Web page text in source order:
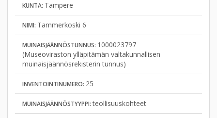
KUNTA: Tampere
NIMI: Tammerkoski 6
MUINAISJÄÄNNÖSTUNNUS: 1000023797
(Museoviraston ylläpitämän valtakunnallisen
muinaisjäännösrekisterin tunnus)
INVENTOINTINUMERO: 25
MUINAISJÄÄNNÖSTYYPPI:teollisuuskohteet